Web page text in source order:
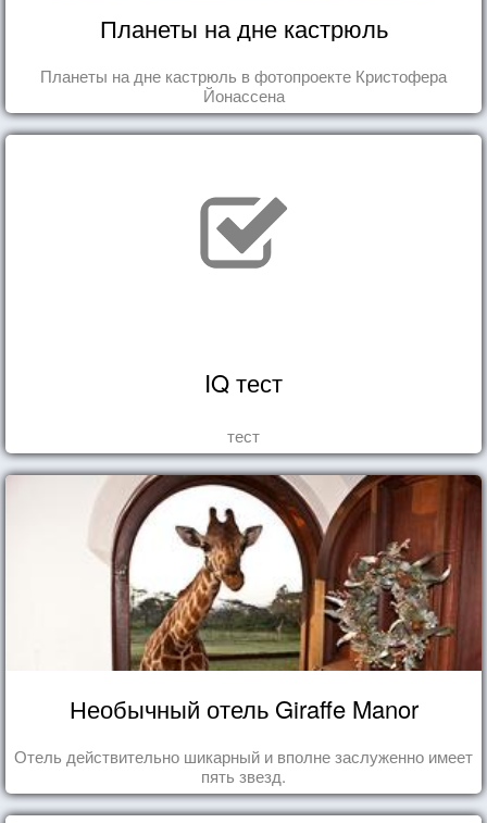
Планеты на дне кастрюль
Планеты на дне кастрюль в фотопроекте Кристофера
Йонассена
IQ тест
тест
Необычный отель Giraffe Manor
Отель действительно шикарный и вполне заслуженно имеет
пять звезд.